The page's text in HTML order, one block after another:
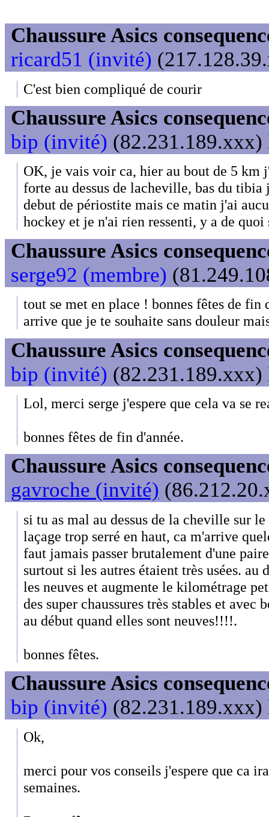
Chaussure Asics
ricard51 (invité)
C'est bien compliqué de courir
Chaussure Asics
bip (invité) (82.231.189.xxx)
OK, je vais voir ca, hier au bout de 5 km
forte au dessus de lacheville, bas du tibia
debut de périostite mais ce matin j'ai
hockey et je n'ai rien ressenti, y a de quoi
Chaussure Asics
serge92 (membre)
tout se met en place ! bonnes fêtes de fin
arrive que je te souhaite sans douleur
Chaussure Asics
bip (invité) (82.231.189.xxx)
Lol, merci serge j'espere que cela va se
bonnes fêtes de fin d'année.
Chaussure Asics
gavroche (invité)
si tu as mal au dessus de la cheville sur
laçage trop serré en haut, ca m'arrive
faut jamais passer brutalement d'une
surtout si les autres étaient très usées. au
les neuves et augmente le kilométrage
des super chaussures très stables et avec
au début quand elles sont neuves!!!!.
bonnes fêtes.
Chaussure Asics
bip (invité) (82.231.189.xxx)
Ok,
merci pour vos conseils j'espere que ca
semaines.